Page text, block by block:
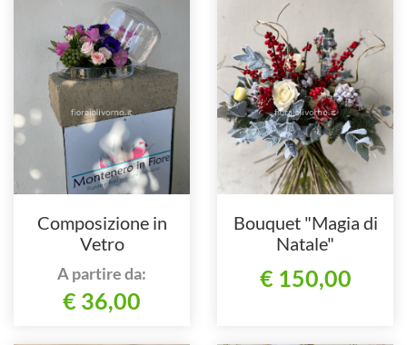
Composizione in
Vetro
A partire da:
€ 36,00
Bouquet "Magia di
Natale"
€ 150,00